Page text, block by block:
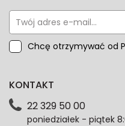
Chcę otrzymywać od
przeze mnie adres
dotyczące danych
każdym czasie.
zgodność z prawem
KONTAKT
22 329 50 00
poniedziałek - piątek